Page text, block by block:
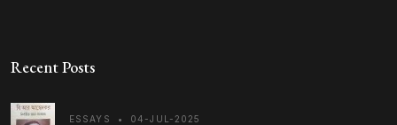
Recent Posts
ESSAYS • 04-JUL-2025